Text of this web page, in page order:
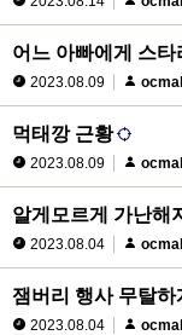
어느 아빠에게 스
2023.08.09
먹태깡 근황
2023.08.09
알게모르게 가난해
2023.08.04
잼버리 행사 무탈
2023.08.04